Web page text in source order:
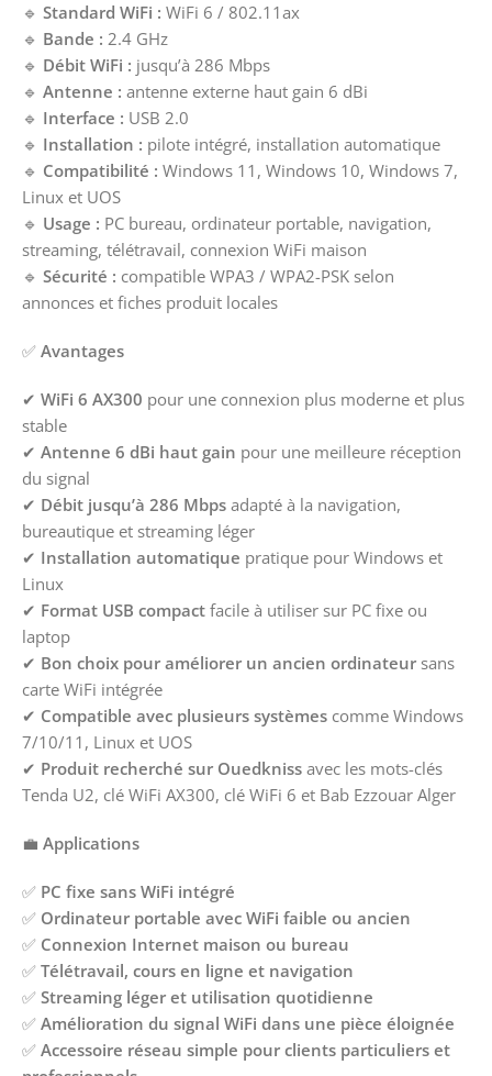
🔹 Standard WiFi : WiFi 6 / 802.11ax
🔹 Bande : 2.4 GHz
🔹 Débit WiFi : jusqu’à 286 Mbps
🔹 Antenne : antenne externe haut gain 6 dBi
🔹 Interface : USB 2.0
🔹 Installation : pilote intégré, installation automatique
🔹 Compatibilité : Windows 11, Windows 10, Windows 7,
Linux et UOS
🔹 Usage : PC bureau, ordinateur portable, navigation,
streaming, télétravail, connexion WiFi maison
🔹 Sécurité : compatible WPA3 / WPA2-PSK selon
annonces et fiches produit locales
✅ Avantages
✔ WiFi 6 AX300 pour une connexion plus moderne et plus
stable
✔ Antenne 6 dBi haut gain pour une meilleure réception
du signal
✔ Débit jusqu’à 286 Mbps adapté à la navigation,
bureautique et streaming léger
✔ Installation automatique pratique pour Windows et
Linux
✔ Format USB compact facile à utiliser sur PC fixe ou
laptop
✔ Bon choix pour améliorer un ancien ordinateur sans
carte WiFi intégrée
✔ Compatible avec plusieurs systèmes comme Windows
7/10/11, Linux et UOS
✔ Produit recherché sur Ouedkniss avec les mots-clés
Tenda U2, clé WiFi AX300, clé WiFi 6 et Bab Ezzouar Alger
💼 Applications
✅ PC fixe sans WiFi intégré
✅ Ordinateur portable avec WiFi faible ou ancien
✅ Connexion Internet maison ou bureau
✅ Télétravail, cours en ligne et navigation
✅ Streaming léger et utilisation quotidienne
✅ Amélioration du signal WiFi dans une pièce éloignée
✅ Accessoire réseau simple pour clients particuliers et